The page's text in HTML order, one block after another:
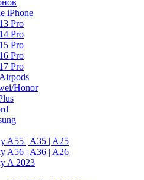
iPhone
Pro
Pro
Pro
Pro
Pro
Honor
A55 | A35 | A25
A56 | A36 | A26
A 2023